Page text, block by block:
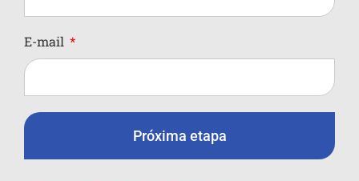
E-mail
Próxima etapa